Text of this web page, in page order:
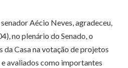
Aécio Neves, agradeceu,
no plenário do Senado, o
da Casa na votação de projetos
avaliados como importantes